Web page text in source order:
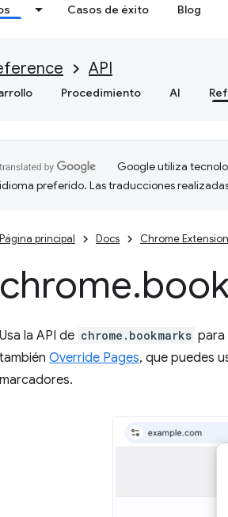
Casos de éxito Blog
API
Procedimiento AI
Google utiliza
idioma preferido. Las traducciones
Página principal Docs Chrome
chrome.
Usa la API de chrome.bookmarks para
también Override Pages, que puedes
marcadores.